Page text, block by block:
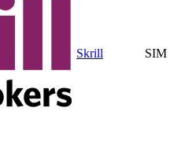
Skrill SIM